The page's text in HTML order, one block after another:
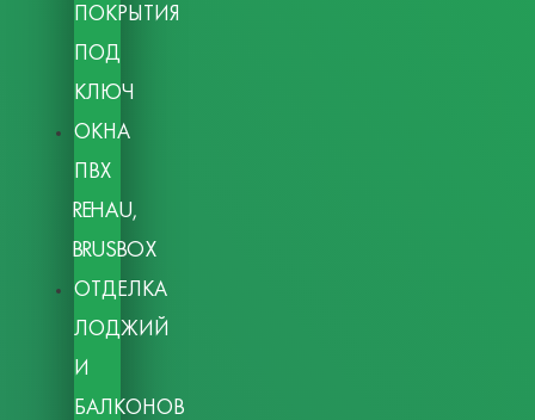
ПОКРЫТИЯ
ПОД
КЛЮЧ
ОКНА
ПВХ
REHAU,
BRUSBOX
ОТДЕЛКА
ЛОДЖИЙ
И
БАЛКОНОВ